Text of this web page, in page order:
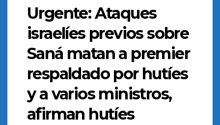
Urgente: Ataques
israelíes previos sobre
Saná matan a premier
respaldado por hutíes
y a varios ministros,
afirman hutíes